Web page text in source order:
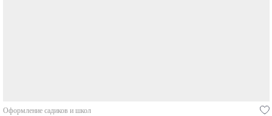
Оформление садиков и школ